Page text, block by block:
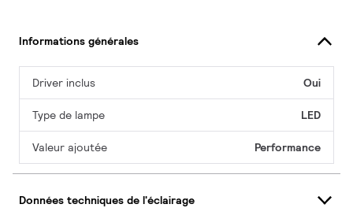
Informations générales
Driver inclus Oui
Type de lampe LED
Valeur ajoutée Performance
Données techniques de l'éclairage